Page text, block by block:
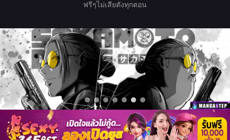
ฟรีๆไม่เสียตังทุกตอน